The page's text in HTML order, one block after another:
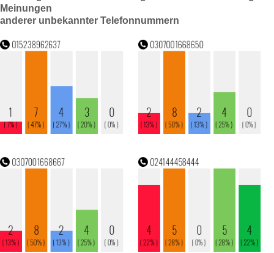
Meinungen
anderer unbekannter Telefonnummern